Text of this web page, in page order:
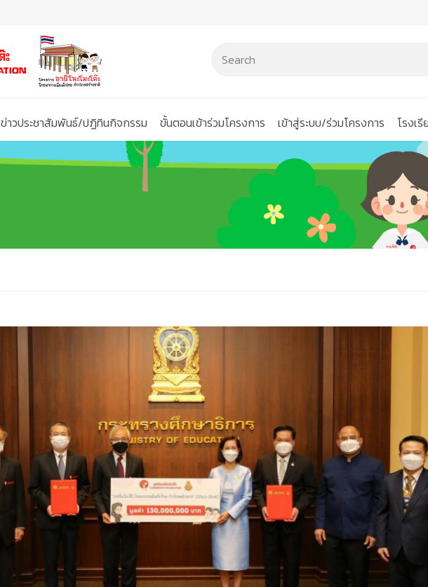
ข่าวประชาสัมพันธ์/ปฏิทินกิจกรรม ขั้นตอนเข้าร่วมโครงการ เข้าสู่ระบบ/ร่วมโครงการ โรงเ